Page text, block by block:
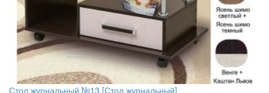
Стол журнальный №13 [Стол журнальный]